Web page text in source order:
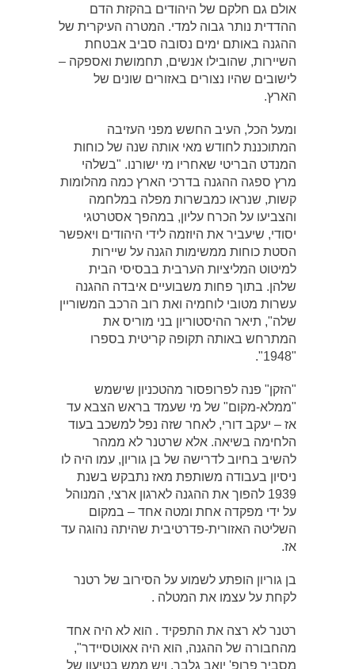
אולם גם חלקם של היהודים בהקזת הדם
ההדדית נותר גבוה למדי. המטרה העיקרית של
ההגנה באותם ימים נסובה סביב אבטחת
השיירות, שהובילו אנשים, תחמושת ואספקה –
לישובים שהיו נצורים באזורים שונים של
הארץ.
ומעל הכל, העיב החשש מפני העזיבה
המתוכננת לחודש מאי אותה שנה של כוחות
המנדט הבריטי שאחריו מי ישורנו. "בשלהי
מרץ ספגה ההגנה בדרכי הארץ כמה מהלומות
קשות, שנראו כמבשרות מפלה במלחמה
והצביעו על הכרח עליון, במהפך אסטרטגי
יסודי, שיעביר את היוזמה לידי היהודים ויאפשר
הסטת כוחות ממשימות הגנה על שיירות
למיטוט המליציות הערבית בבסיסי הבית
שלהן. בתוך פחות משבועיים איבדה ההגנה
עשרות מטובי לוחמיה ואת רוב הרכב המשוריין
שלה", תיאר ההיסטוריון בני מוריס את
המתרחש באותה תקופה קריטית בספרו
"1948".
"הזקן" פנה לפרופסור מהטכניון שישמש
"ממלא-מקום" של מי שעמד בראש הצבא עד
אז – יעקב דורי, לאחר שזה נפל למשכב בעוד
הלחימה בשיאה. אלא שרטנר לא ממהר
להשיב בחיוב לדרישה של בן גוריון, עמו היה לו
ניסיון בעבודה משותפת מאז נתבקש בשנת
1939 להפוך את ההגנה לארגון ארצי, המנוהל
על ידי מפקדה אחת ומטה אחד – במקום
השליטה האזורית-פדרטיבית שהיתה נהוגה עד
אז.
בן גוריון הופתע לשמוע על הסירוב של רטנר
לקחת על עצמו את המטלה .
רטנר לא רצה את התפקיד . הוא לא היה אחד
מהחבורה של ההגנה, הוא היה אאוטסיידר",
מסביר פרופ' יואב גלבר. ויש ממש בטיעון של